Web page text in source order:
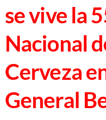
se vive la
Nacional
Cerveza
General